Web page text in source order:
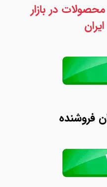
در بازار
فروشنده